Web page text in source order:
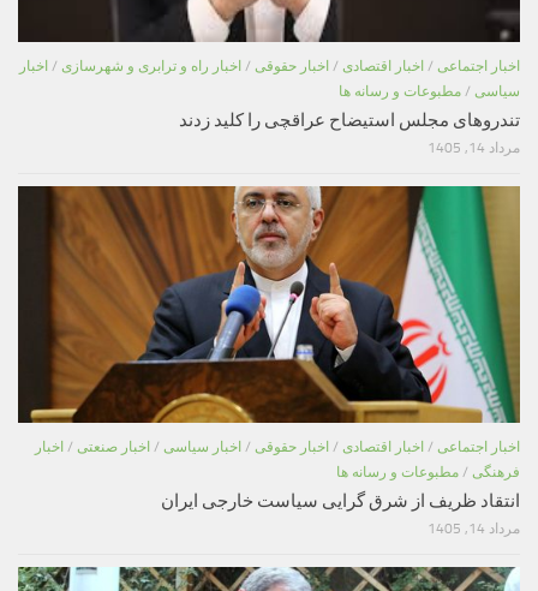
اخبار اجتماعی / اخبار اقتصادی / اخبار حقوقی / اخبار راه و ترابری و شهرسازی / اخبار
سیاسی / مطبوعات و رسانه ها
تندروهای مجلس استیضاح عراقچی را کلید زدند
مرداد 14, 1405
اخبار اجتماعی / اخبار اقتصادی / اخبار حقوقی / اخبار سیاسی / اخبار صنعتی / اخبار
فرهنگی / مطبوعات و رسانه ها
انتقاد ظریف از شرق گرایی سیاست خارجی ایران
مرداد 14, 1405